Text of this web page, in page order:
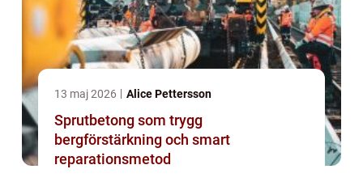
13 maj 2026 Alice Pettersson
Sprutbetong som trygg
bergförstärkning och smart
reparationsmetod